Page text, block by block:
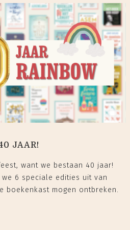
JAAR!
want we bestaan 40 jaar!
6 speciale edities uit van
boekenkast mogen ontbreken.